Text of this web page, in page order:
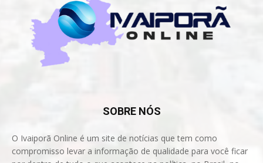
SOBRE NÓS
O Ivaiporã Online é um site de notícias que tem como
compromisso levar a informação de qualidade para você ficar